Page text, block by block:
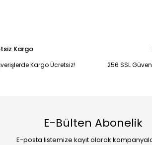
Kargo
Kargo Ücretsiz!
256 SSL
E-Bülten Abonelik
E-posta listemize kayıt olarak